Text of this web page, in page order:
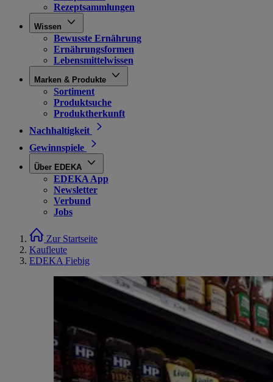
Rezeptsammlungen
Wissen
Bewusste Ernährung
Ernährungsformen
Lebensmittelwissen
Marken & Produkte
Sortiment
Produktsuche
Produktherkunft
Nachhaltigkeit
Gewinnspiele
Über EDEKA
EDEKA App
Newsletter
Verbund
Jobs
Zur Startseite
Kaufleute
EDEKA Fiebig